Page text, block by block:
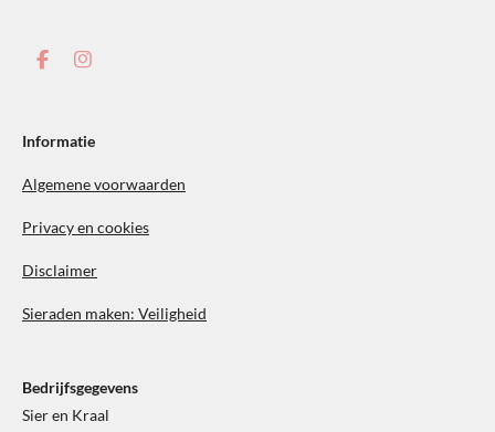
F
b
k
I
a
a
Informatie
Algemene voorwaarden
Privacy en cookies
Disclaimer
Sieraden maken: Veiligheid
Bedrijfsgegevens
Sier en Kraal